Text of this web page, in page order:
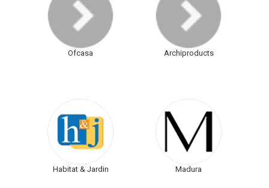
Ofcasa Archiproducts
Habitat & Jardin Madura